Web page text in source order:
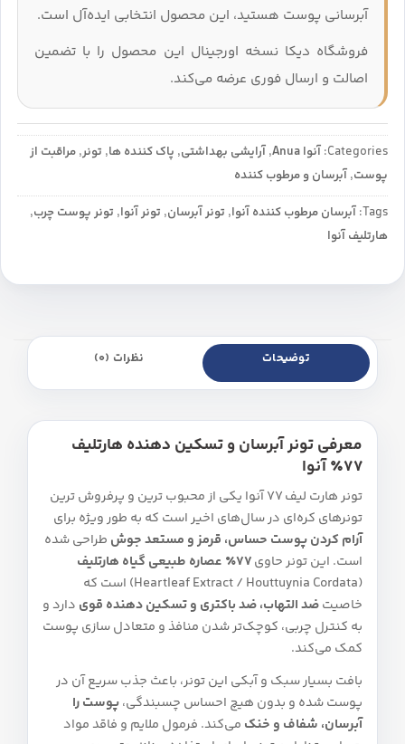
آبرسانی پوست هستید، این محصول انتخابی ایده‌آل است.
فروشگاه دیکا نسخه اورجینال این محصول را با تضمین
اصالت و ارسال فوری عرضه می‌کند.
Categories: آنوا Anua , آرایشی بهداشتی, پاک کننده ها, تونر, مراقبت از
پوست, آبرسان و مرطوب کننده
Tags: آبرسان مرطوب کننده آنوا, تونر آبرسان, تونر آنوا, تونر پوست چرب,
هارتلیف آنوا
توضیحات نظرات (0)
معرفی تونر آبرسان و تسکین‌ دهنده هارتلیف
۷۷٪ آنوا
تونر هارت لیف 77 آنوا یکی از محبوب‌ ترین و پرفروش‌ ترین
تونرهای کره‌ای در سال‌های اخیر است که به‌ طور ویژه برای
آرام کردن پوست حساس، قرمز و مستعد جوش طراحی شده
است. این تونر حاوی۷۷٪ عصاره طبیعی گیاه هارتلیف
(Heartleaf Extract / Houttuynia Cordata) است که
خاصیتضد التهاب، ضد باکتری و تسکین‌ دهنده قوی دارد و
به کنترل چربی، کوچک‌تر شدن منافذ و متعادل‌ سازی پوست
کمک می‌کند.
بافت بسیار سبک و آبکی این تونر، باعث جذب سریع آن در
پوست شده و بدون هیچ احساس چسبندگی،پوست را
آبرسان، شفاف و خنک می‌کند. فرمول ملایم و فاقد مواد